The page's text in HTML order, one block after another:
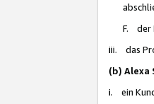
F. der
iii. das
(b)
i. ein